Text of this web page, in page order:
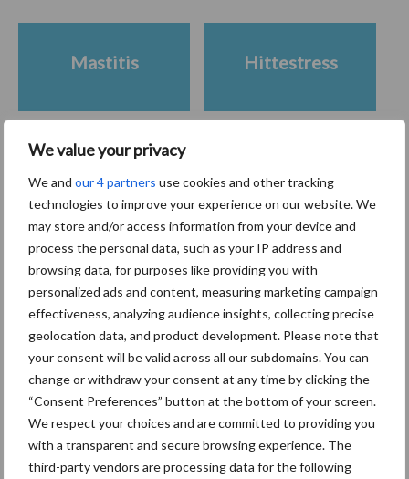
We value your privacy
We and our 4 partners use cookies and other tracking
technologies to improve your experience on our website. We
may store and/or access information from your device and
process the personal data, such as your IP address and
browsing data, for purposes like providing you with
personalized ads and content, measuring marketing campaign
effectiveness, analyzing audience insights, collecting precise
geolocation data, and product development. Please note that
your consent will be valid across all our subdomains. You can
change or withdraw your consent at any time by clicking the
“Consent Preferences” button at the bottom of your screen.
We respect your choices and are committed to providing you
with a transparent and secure browsing experience. The
third-party vendors are processing data for the following
Primaire
Sidebar
Recent nieuws Partner nieuws
7 aug
Grondstoffenmarkt blijft grillig:
droogte en geopolitiek houden
handel in de greep
7 aug
De speenhuid: een vaak
onderschatte risicofactor voor
mastitis
Mastitis Hittestress
Toon meer